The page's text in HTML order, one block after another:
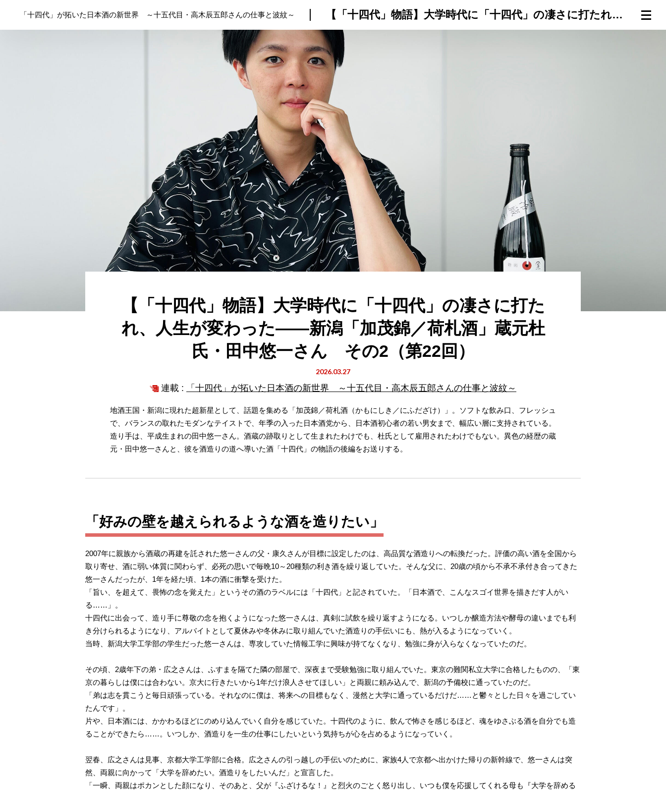
トップ プロが教えるレシピ 厳選！店探し 食のストーリー 連載一覧 倶楽部入会 （無料） ログイン
「十四代」が拓いた日本酒の新世界 ～十五代目・高木辰五郎さんの仕事と波紋～ 【「十四代」物語】大学時代に「十四代」の凄さに打たれ、人生が変わった――新潟「加茂錦／荷札酒」蔵元杜氏・田中悠一さん その2（第22回）
【「十四代」物語】大学時代に「十四代」の凄さに打た
れ、人生が変わった――新潟「加茂錦／荷札酒」蔵元杜
氏・田中悠一さん その2（第22回）
2026.03.27
連載 : 「十四代」が拓いた日本酒の新世界 ～十五代目・高木辰五郎さんの仕事と波紋～
地酒王国・新潟に現れた超新星として、話題を集める「加茂錦／荷札酒（かもにしき／にふだざけ）」。ソフトな飲み口、フレッシュ
で、バランスの取れたモダンなテイストで、年季の入った日本酒党から、日本酒初心者の若い男女まで、幅広い層に支持されている。
造り手は、平成生まれの田中悠一さん。酒蔵の跡取りとして生まれたわけでも、杜氏として雇用されたわけでもない。異色の経歴の蔵
元・田中悠一さんと、彼を酒造りの道へ導いた酒「十四代」の物語の後編をお送りする。
「好みの壁を越えられるような酒を造りたい」
2007年に親族から酒蔵の再建を託された悠一さんの父・康久さんが目標に設定したのは、高品質な酒造りへの転換だった。評価の高い酒を全国から
取り寄せ、酒に弱い体質に関わらず、必死の思いで毎晩10～20種類の利き酒を繰り返していた。そんな父に、20歳の頃から不承不承付き合ってきた
悠一さんだったが、1年を経た頃、1本の酒に衝撃を受けた。
「旨い、を超えて、畏怖の念を覚えた」というその酒のラベルには「十四代」と記されていた。「日本酒で、こんなスゴイ世界を描きだす人がい
る……」。
十四代に出会って、造り手に尊敬の念を抱くようになった悠一さんは、真剣に試飲を繰り返すようになる。いつしか醸造方法や酵母の違いまでも利
き分けられるようになり、アルバイトとして夏休みや冬休みに取り組んでいた酒造りの手伝いにも、熱が入るようになっていく。
当時、新潟大学工学部の学生だった悠一さんは、専攻していた情報工学に興味が持てなくなり、勉強に身が入らなくなっていたのだ。
その頃、2歳年下の弟・広之さんは、ふすまを隔てた隣の部屋で、深夜まで受験勉強に取り組んでいた。東京の難関私立大学に合格したものの、「東
京の暮らしは僕には合わない。京大に行きたいから1年だけ浪人させてほしい」と両親に頼み込んで、新潟の予備校に通っていたのだ。
「弟は志を貫こうと毎日頑張っている。それなのに僕は、将来への目標もなく、漫然と大学に通っているだけだ……と鬱々とした日々を過ごしてい
たんです」。
片や、日本酒には、かかわるほどにのめり込んでいく自分を感じていた。十四代のように、飲んで怖さを感じるほど、魂をゆさぶる酒を自分でも造
ることができたら……。いつしか、酒造りを一生の仕事にしたいという気持ちが心を占めるようになっていく。
翌春、広之さんは見事、京都大学工学部に合格。広之さんの引っ越しの手伝いのために、家族4人で京都へ出かけた帰りの新幹線で、悠一さんは突
然、両親に向かって「大学を辞めたい。酒造りをしたいんだ」と宣言した。
「一瞬、両親はポカンとした顔になり、そのあと、父が『ふざけるな！』と烈火のごとく怒り出し、いつも僕を応援してくれる母も『大学を辞める